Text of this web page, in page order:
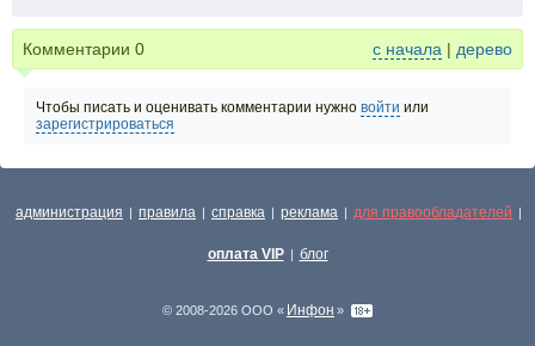
Комментарии 0 с начала | дерево
Чтобы писать и оценивать комментарии нужно войти или
зарегистрироваться
администрация | правила | справка | реклама | для правообладателей |
оплата VIP | блог
© 2008-2026 ООО « Инфон »